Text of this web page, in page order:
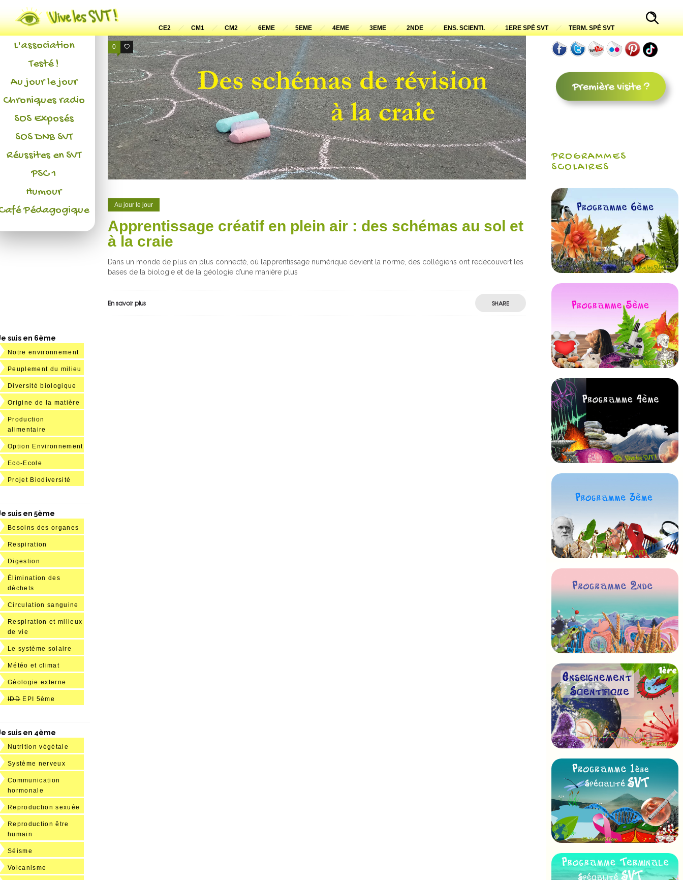
CE2 CM1 CM2 6EME 5EME 4EME 3EME 2NDE ENS. SCIENTI. 1ERE SPÉ SVT TERM. SPÉ SVT
0 0
Au jour le jour
Apprentissage créatif en plein air : des schémas au sol et
à la craie
Dans un monde de plus en plus connecté, où l’apprentissage numérique devient la norme, des collégiens ont redécouvert les
bases de la biologie et de la géologie d’une manière plus
En savoir plus SHARE
Actualités
L'association
Testé !
Au jour le jour
Chroniques radio
SOS Exposés
SOS DNB SVT
Réussites en SVT
PSC 1
Humour
Pédagogique
suis en 6ème
Notre environnement
Peuplement du milieu
Diversité biologique
Origine de la matière
Production
alimentaire
Option Environnement
Eco-Ecole
Projet Biodiversité
suis en 5ème
Besoins des organes
Respiration
Digestion
Élimination des
déchets
Circulation sanguine
Respiration et milieux
de vie
Le système solaire
Météo et climat
Géologie externe
IDD EPI 5ème
suis en 4ème
Nutrition végétale
Système nerveux
Communication
hormonale
Reproduction sexuée
Reproduction être
humain
Séisme
Volcanisme
PROGRAMMES
SCOLAIRES